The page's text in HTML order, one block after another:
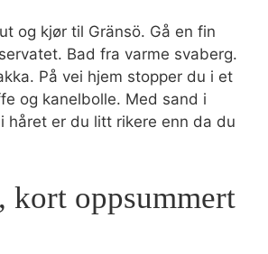
og kjør til Gränsö. Gå en fin
Bad fra varme svaberg.
På vei hjem stopper du i et
og kanelbolle. Med sand i
håret er du litt rikere enn da du
kort oppsummert